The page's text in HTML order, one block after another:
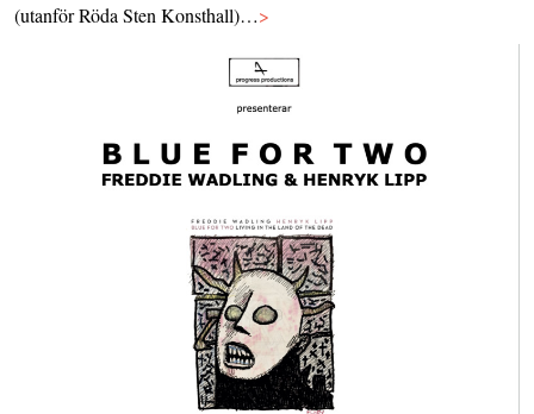
(utanför Röda Sten Konsthall)…>